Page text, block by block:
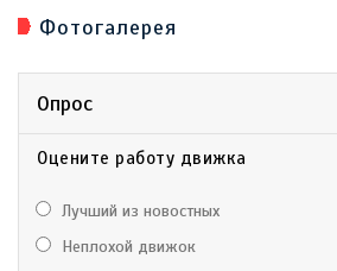
Фотогалерея
Опрос
Оцените работу движка
Лучший из новостных
Неплохой движок